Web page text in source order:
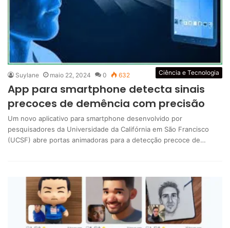
Ciência e Tecnologia
Suylane maio 22, 2024 0 632
App para smartphone detecta sinais
precoces de demência com precisão
Um novo aplicativo para smartphone desenvolvido por
pesquisadores da Universidade da Califórnia em São Francisco
(UCSF) abre portas animadoras para a detecção precoce de…